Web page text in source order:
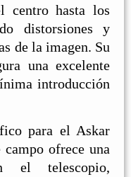
centro hasta los
distorsiones y
de la imagen. Su
una excelente
introducción
para el Askar
campo ofrece una
el telescopio,